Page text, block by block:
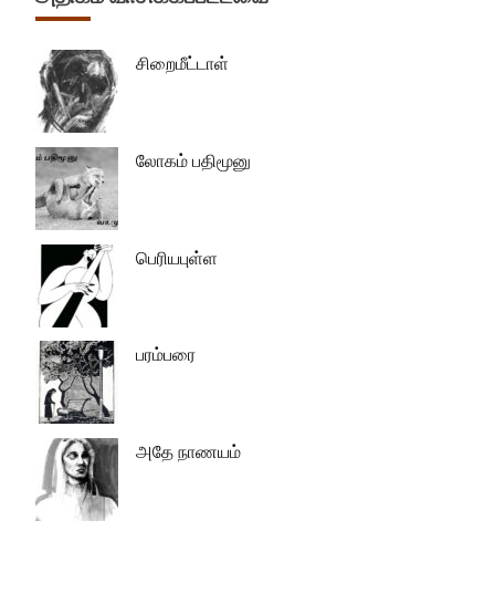
சிறைமீட்டாள்
லோகம் பதிமூனு
பெரியபுள்ள
பரம்பரை
அதே நாணயம்